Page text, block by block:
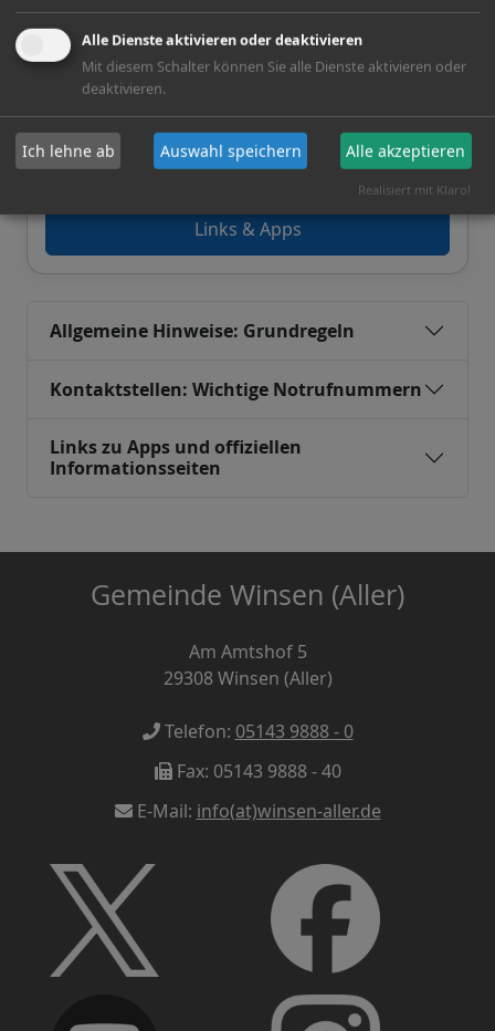
Links & Downloads
Checklisten, Leitfäden und weiterführende
Informationen.
Links & Apps
Allgemeine Hinweise: Grundregeln
Kontaktstellen: Wichtige Notrufnummern
Links zu Apps und offiziellen
Informationsseiten
Gemeinde Winsen (Aller)
Am Amtshof 5
29308 Winsen (Aller)
Telefon: 05143 9888 - 0
Fax: 05143 9888 - 40
E-Mail: info(at)winsen-aller.de
Alle Dienste aktivieren oder deaktivieren
Mit diesem Schalter können Sie alle Dienste aktivieren oder
deaktivieren.
Ich lehne ab Auswahl speichern Alle akzeptieren
Realisiert mit Klaro!